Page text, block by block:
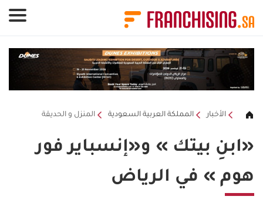
الأخبار المملكة العربية السعودية المنزل و الحديقة
«ابنِ بيتك » و«إنسباير فور
هوم » في الرياض
لوحة إدارة ملفات تعريف الارتباط